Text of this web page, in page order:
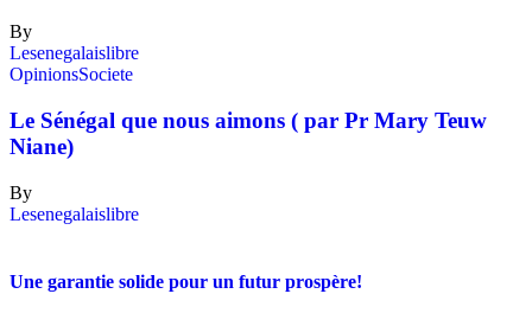
By
Lesenegalaislibre
OpinionsSociete
Le Sénégal que nous aimons ( par Pr Mary Teuw
Niane)
By
Lesenegalaislibre
Une garantie solide pour un futur prospère!